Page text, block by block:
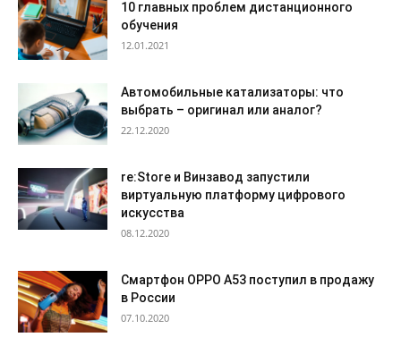
10 главных проблем дистанционного
обучения
12.01.2021
Автомобильные катализаторы: что
выбрать – оригинал или аналог?
22.12.2020
re:Store и Винзавод запустили
виртуальную платформу цифрового
искусства
08.12.2020
Смартфон OPPO A53 поступил в продажу
в России
07.10.2020